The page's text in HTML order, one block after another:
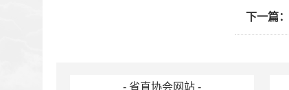
下一篇：
- 省直协会网站 -